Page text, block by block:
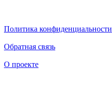
Политика конфиденциальности
Обратная связь
О проекте